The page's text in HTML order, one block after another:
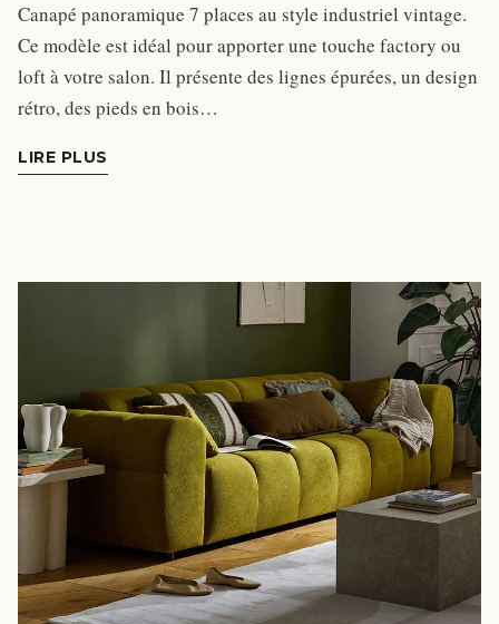
Canapé panoramique 7 places au style industriel vintage.
Ce modèle est idéal pour apporter une touche factory ou
loft à votre salon. Il présente des lignes épurées, un design
rétro, des pieds en bois…
LIRE PLUS